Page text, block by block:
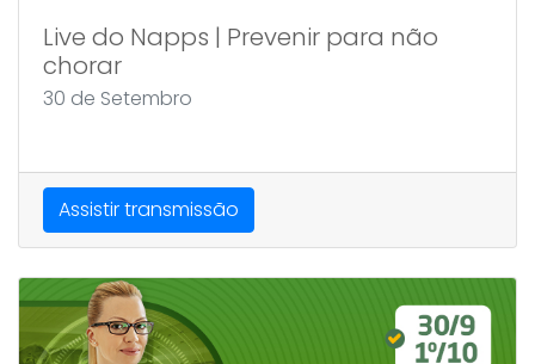
Live do Napps | Prevenir para não
chorar
30 de Setembro
Assistir transmissão